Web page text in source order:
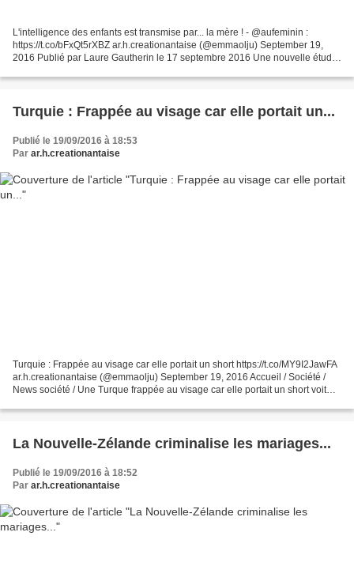
L'intelligence des enfants est transmise par... la mère ! - @aufeminin :
https://t.co/bFxQt5rXBZ ar.h.creationantaise (@emmaolju) September 19,
2016 Publié par Laure Gautherin le 17 septembre 2016 Une nouvelle étude
Turquie : Frappée au visage car elle portait un...
Publié le 19/09/2016 à 18:53
Par ar.h.creationantaise
Turquie : Frappée au visage car elle portait un short https://t.co/MY9I2JawFA
ar.h.creationantaise (@emmaolju) September 19, 2016 Accueil / Société /
News société / Une Turque frappée au visage car elle portait un short voit
La Nouvelle-Zélande criminalise les mariages...
Publié le 19/09/2016 à 18:52
Par ar.h.creationantaise